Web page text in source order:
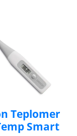
Teplomer
Smart